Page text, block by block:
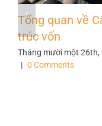
Tổng quan về
trúc vốn
Tháng mười một 26th,
| 0 Comments